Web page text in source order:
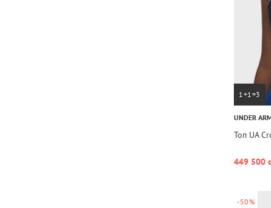
1+1=3
UNDER
Топ UA
449 500
-50%